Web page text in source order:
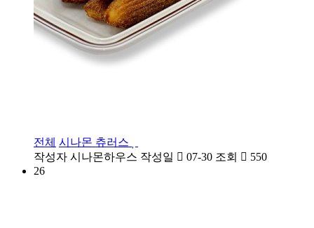
전체 시나몬 츄러스
작성자 시나몬하우스 작성일 07-30 조회
550
26